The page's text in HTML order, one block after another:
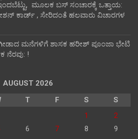
ಮೂಲಕ ಬಸ್ ಸಂಚಾರಕ್ಕೆ ಒತ್ತಾಯ:
ಕಾರ್ಡ್ , ಸೇರಿದಂತೆ ಹಲವಾರು ವಿಚಾರಗಳ
ಮನೆಗಳಿಗೆ ಶಾಸಕ ಹರೀಶ್ ಪೂಂಜಾ ಭೇಟಿ
ನೆರವು: !
AUGUST 2026
T F S
S
1
2
6 7 8
9